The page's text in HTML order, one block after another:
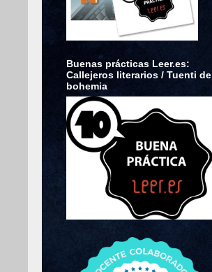
Buenas prácticas Leer.es:
Callejeros literarios / Tuenti de
bohemia